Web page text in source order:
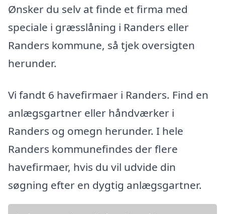
Ønsker du selv at finde et firma med
speciale i græsslåning i Randers eller
Randers kommune, så tjek oversigten
herunder.
Vi fandt 6 havefirmaer i Randers. Find en
anlægsgartner eller håndværker i
Randers og omegn herunder. I hele
Randers kommunefindes der flere
havefirmaer, hvis du vil udvide din
søgning efter en dygtig anlægsgartner.